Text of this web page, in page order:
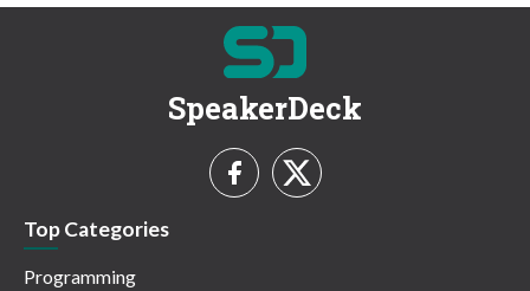
SpeakerDeck
Top Categories
Programming